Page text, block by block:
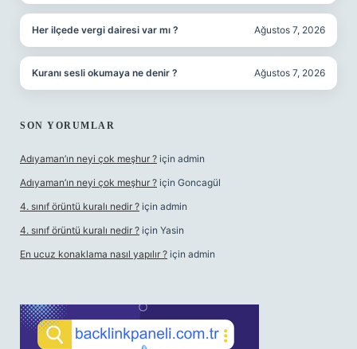
Her ilçede vergi dairesi var mı ? Ağustos 7, 2026
Kuranı sesli okumaya ne denir ? Ağustos 7, 2026
SON YORUMLAR
Adıyaman’ın neyi çok meşhur ? için admin
Adıyaman’ın neyi çok meşhur ? için Goncagül
4. sınıf örüntü kuralı nedir ? için admin
4. sınıf örüntü kuralı nedir ? için Yasin
En ucuz konaklama nasıl yapılır ? için admin